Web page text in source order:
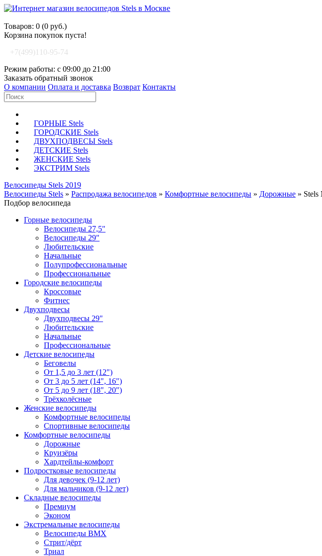
Товаров: 0 (0 руб.)
Корзина покупок пуста!
+7(499)110-95-74
Режим работы: с 09:00 до 21:00
Заказать обратный звонок
О компании Оплата и доставка Возврат Контакты
ГОРНЫЕ Stels
ГОРОДСКИЕ Stels
ДВУХПОДВЕСЫ Stels
ДЕТСКИЕ Stels
ЖЕНСКИЕ Stels
ЭКСТРИМ Stels
Велосипеды Stels 2019
Велосипеды Stels » Распродажа велосипедов » Комфортные велосипеды » Дорожные » Stels
Подбор велосипеда
Горные велосипеды
Велосипеды 27,5"
Велосипеды 29"
Любительские
Начальные
Полупрофессиональные
Профессиональные
Городские велосипеды
Кроссовые
Фитнес
Двухподвесы
Двухподвесы 29"
Любительские
Начальные
Профессиональные
Детские велосипеды
Беговелы
От 1,5 до 3 лет (12")
От 3 до 5 лет (14", 16")
От 5 до 9 лет (18", 20")
Трёхколёсные
Женские велосипеды
Комфортные велосипеды
Спортивные велосипеды
Комфортные велосипеды
Дорожные
Круизёры
Хардтейлы-комфорт
Подростковые велосипеды
Для девочек (9-12 лет)
Для мальчиков (9-12 лет)
Складные велосипеды
Премиум
Эконом
Экстремальные велосипеды
Велосипеды BMX
Стрит/дёрт
Триал